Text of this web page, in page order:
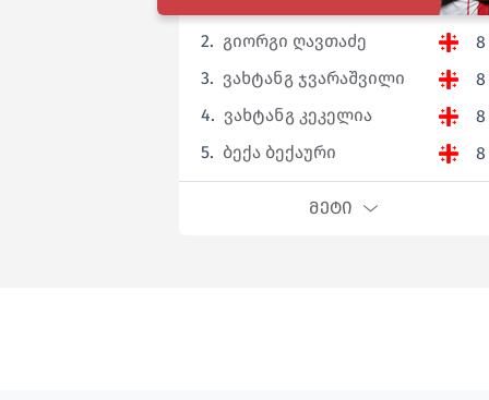
2. გიორგი ღავთაძე
8
3. ვახტანგ ჯვარაშვილი
8
4. ვახტანგ კეკელია
8
5. ბექა ბექაური 8
ᲛᲔᲢᲘ